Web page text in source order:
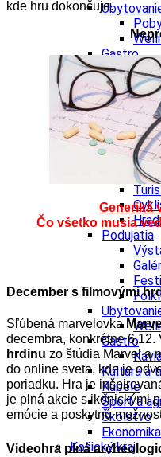
Gastro
Kultúra a
Kúpele
Šport a
Školstvo
Tipy
Výlet
Podujatia
Gastro
Kultúra a
Kúpele
Šport a
Školstvo
Košický kraj
kde hru dokončuje.
Generiká
Čo všetko musia
December s filmovými
Sľúbená marvelovka
decembra, konkrétne 6.12.
hrdinu zo štúdia Marvel a
do online sveta, kde je
poriadku. Hra je
je plná akcie s ikonickými
emócie a poskytnú
Videohra plná